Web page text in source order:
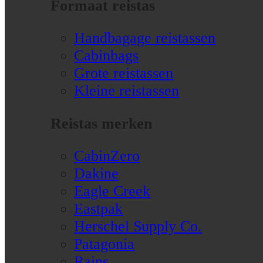
Formaat reistas
Handbagage reistassen
Cabinbags
Grote reistassen
Kleine reistassen
Reistas merken
CabinZero
Dakine
Eagle Creek
Eastpak
Herschel Supply Co.
Patagonia